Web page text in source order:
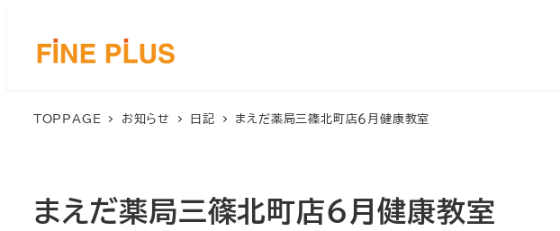
TOPPAGE お知らせ 日記 まえだ薬局三篠北町店６月健康教室
まえだ薬局三篠北町店６月健康教室